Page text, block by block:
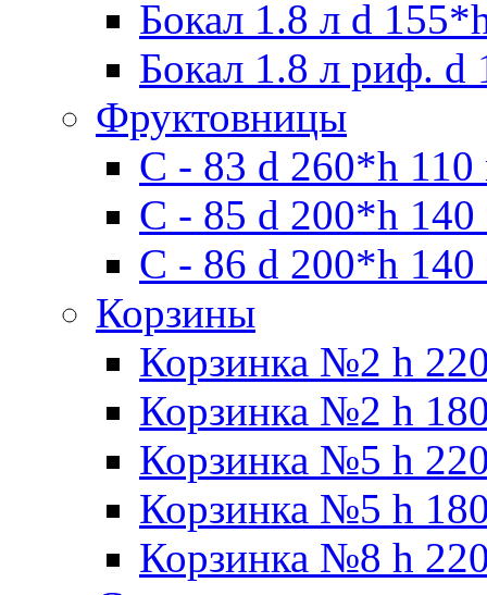
Бокал 1.8 л d
Бокал 1.8 л риф.
Фруктовницы
С - 83 d 260*h
С - 85 d 200*h
С - 86 d 200*h
Корзины
Корзинка №2 h
Корзинка №2 h
Корзинка №5 h
Корзинка №5 h
Корзинка №8 h